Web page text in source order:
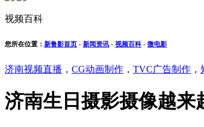
视频百科
您所在位置： 新鲁影首页 - 新闻资讯 - 视频百科 - 微电影
济南视频直播 ， CG动画制作 ， TVC广告制作 ，
济南生日摄影摄像越来